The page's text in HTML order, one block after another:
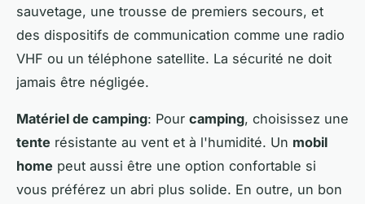
sauvetage, une trousse de premiers secours, et
des dispositifs de communication comme une radio
VHF ou un téléphone satellite. La sécurité ne doit
jamais être négligée.
Matériel de camping: Pour camping, choisissez une
tente résistante au vent et à l'humidité. Un mobil
home peut aussi être une option confortable si
vous préférez un abri plus solide. En outre, un bon